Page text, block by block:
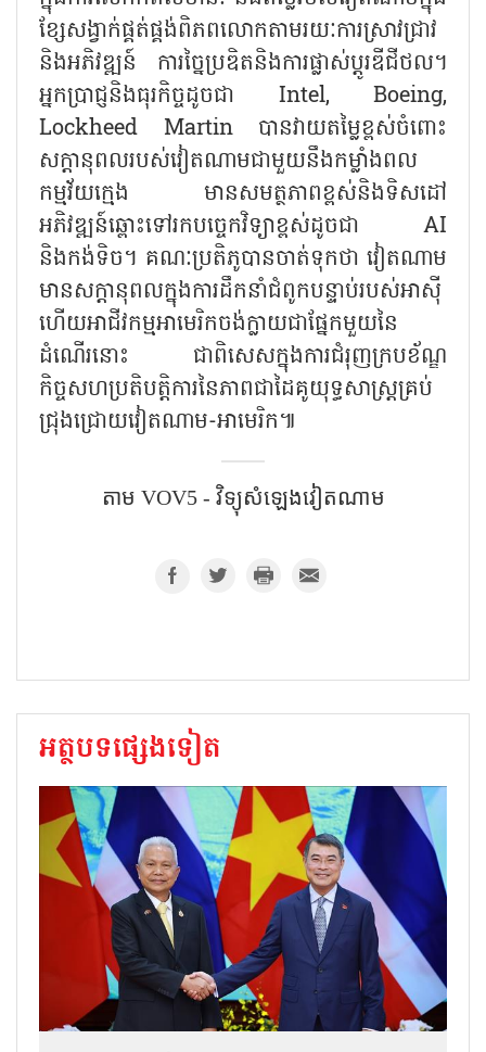
ខ្សែសង្វាក់ផ្គត់ផ្គង់ពិភពលោកតាមរយៈការស្រាវជ្រាវ
និងអភិវឌ្ឍន៍ ការច្នៃប្រឌិតនិងការផ្លាស់ប្តូរឌីជីថល។
អ្នកប្រាជ្ញនិងធុរកិច្ចដូចជា Intel, Boeing,
Lockheed Martin បានវាយតម្លៃខ្ពស់ចំពោះ
សក្ដានុពលរបស់វៀតណាមជាមួយនឹងកម្លាំងពល
កម្មវ័យក្មេង មានសមត្ថភាពខ្ពស់និងទិសដៅ
អភិវឌ្ឍន៍ឆ្ពោះទៅរកបច្ចេកវិទ្យាខ្ពស់ដូចជា AI
និងកង់ទិច។ គណៈប្រតិភូបានចាត់ទុកថា វៀតណាម
មានសក្ដានុពលក្នុងការដឹកនាំជំពូកបន្ទាប់របស់អាស៊ី
ហើយអាជីវកម្មអាមេរិកចង់ក្លាយជាផ្នែកមួយនៃ
ដំណើរនោះ ជាពិសេសក្នុងការជំរុញក្របខ័ណ្ឌ
កិច្ចសហប្រតិបត្តិការនៃភាពជាដៃគូយុទ្ធសាស្ត្រគ្រប់
ជ្រុងជ្រោយវៀតណាម-អាមេរិក៕
តាម VOV5 - វិទ្យុសំឡេង​វៀតណាម
អត្ថបទផ្សេងទៀត